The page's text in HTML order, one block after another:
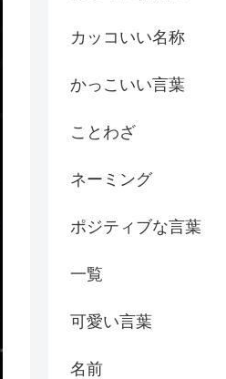
カッコいい名称
かっこいい言葉
ことわざ
ネーミング
ポジティブな言葉
一覧
可愛い言葉
名前